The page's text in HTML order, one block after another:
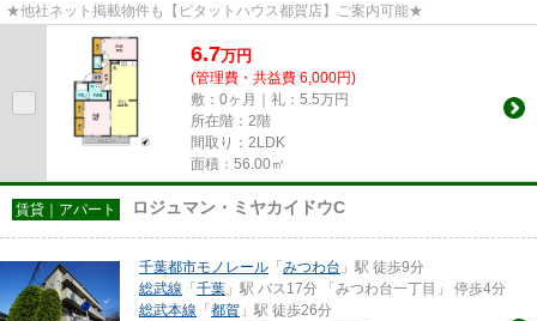
★他社ネット掲載物件も【ピタットハウス都賀店】ご案内可能★
6.7万円
(管理費・共益費 6,000円)
敷：0ヶ月｜礼：5.5万円
所在階：2階
間取り：2LDK
面積：56.00㎡
賃貸｜アパート ロジュマン・ミヤカイドウC
千葉都市モノレール 「 みつわ台 」駅 徒歩9分
総武線 「 千葉 」駅 バス17分 「みつわ台一丁目」 停歩4分
総武本線 「 都賀 」駅 徒歩26分